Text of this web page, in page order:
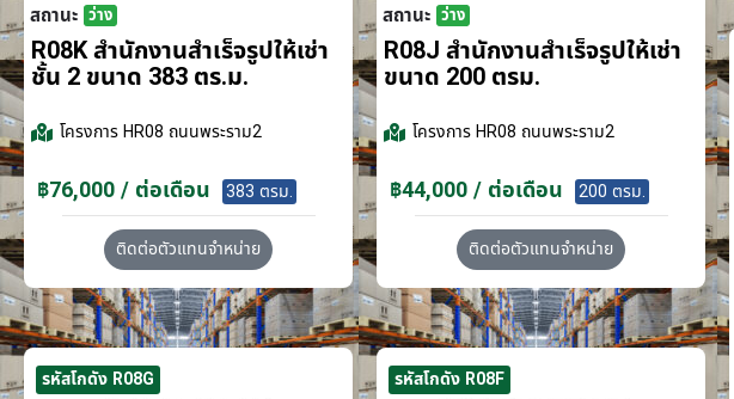
สถานะ ว่าง
R08K สำนักงานสำเร็จรูปให้เช่า
ชั้น 2 ขนาด 383 ตร.ม.
โครงการHR08 ถนนพระราม2
฿76,000 / ต่อเดือน 383 ตรม.
ติดต่อตัวแทนจำหน่าย
สถานะ ว่าง
R08J สำนักงานสำเร็จรูปให้เช่า
ขนาด 200 ตรม.
โครงการHR08 ถนนพระราม2
฿44,000 / ต่อเดือน 200 ตรม.
ติดต่อตัวแทนจำหน่าย
รหัสโกดัง R08G รหัสโกดัง R08F